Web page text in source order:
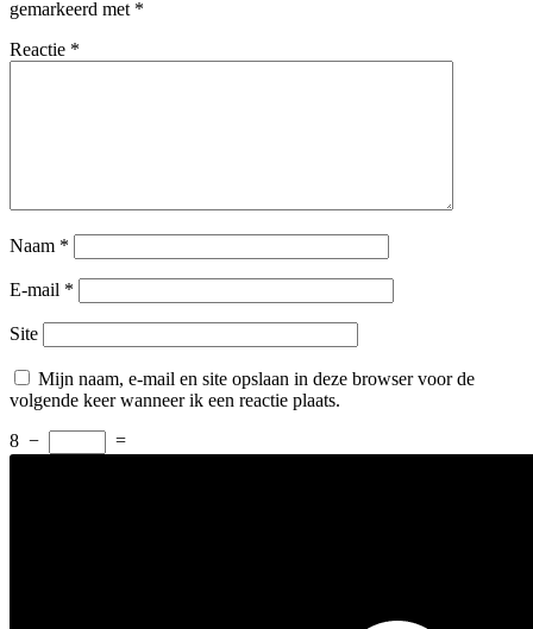
gemarkeerd met *
Reactie *
Naam *
E-mail *
Site
Mijn naam, e-mail en site opslaan in deze browser voor de
volgende keer wanneer ik een reactie plaats.
8 − =